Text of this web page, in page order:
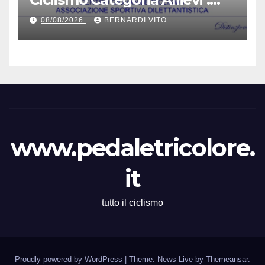
Domenica 9 Agosto il Gran
Premio 12 Martiri – Si ringrazia
il signor Gianmario Gatti
tecnica
08/08/2026 BERNARDI VITO
www.pedaletricolore.
it
tutto il ciclismo
Proudly powered by WordPress Theme: News Live by Themeansar.